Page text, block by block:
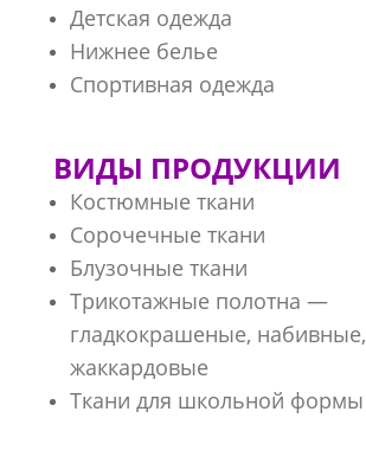
Детская одежда
Нижнее белье
Спортивная одежда
ВИДЫ ПРОДУКЦИИ
Костюмные ткани
Сорочечные ткани
Блузочные ткани
Трикотажные полотна —
гладкокрашеные, набивные,
жаккардовые
Ткани для школьной формы